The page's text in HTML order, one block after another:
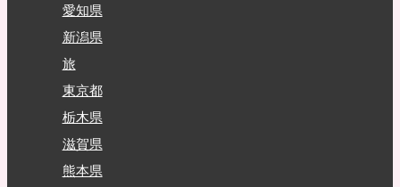
愛知県
新潟県
旅
東京都
栃木県
滋賀県
熊本県